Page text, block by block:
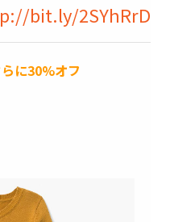
bit.ly/2SYhRrD
に30%オフ